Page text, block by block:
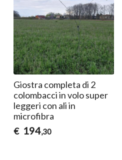
Giostra completa di 2
colombacci in volo super
leggeri con ali in
microfibra
€ 194,30